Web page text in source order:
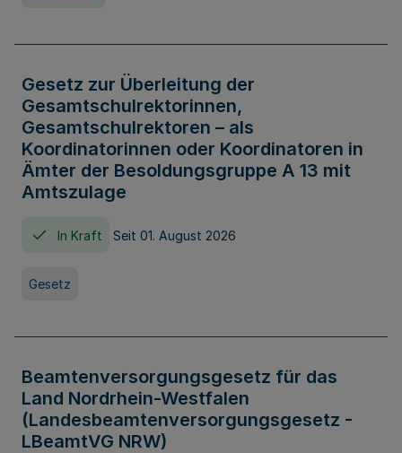
Gesetz zur Überleitung der
Gesamtschulrektorinnen,
Gesamtschulrektoren – als
Koordinatorinnen oder Koordinatoren in
Ämter der Besoldungsgruppe A 13 mit
Amtszulage
In Kraft Seit 01. August 2026
Gesetz
Beamtenversorgungsgesetz für das
Land Nordrhein-Westfalen
(Landesbeamtenversorgungsgesetz -
LBeamtVG NRW)